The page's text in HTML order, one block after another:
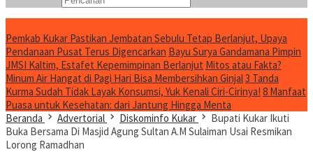
Pemkab Kukar Pastikan Jembatan Sebulu Tetap Berlanjut, Upaya
Pendanaan Pusat Terus Digencarkan Bayu Surya Gandamana Pimpin
JMSI Kaltim, Estafet Kepemimpinan Berlanjut Mitos atau Fakta?
Minum Air Hangat di Pagi Hari Bisa Membersihkan Ginjal3 Tanda
Kurma Sudah Tidak Layak Konsumsi, Yuk Kenali Ciri-Cirinya! 8 Manfaat
Puasa untuk Kesehatan: dari Jantung Hingga Menta
Beranda
Advertorial Diskominfo Kukar
Bupati Kukar Ikuti
Buka Bersama Di Masjid Agung Sultan A.M Sulaiman Usai Resmikan
Lorong Ramadhan